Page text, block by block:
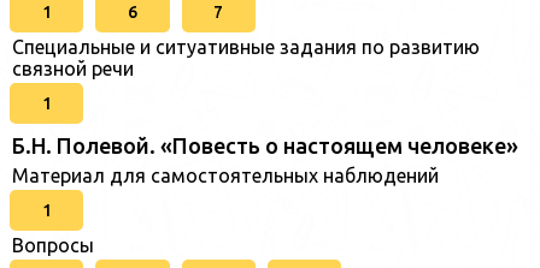
1 6 7
Специальные и ситуативные задания по развитию
связной речи
1
Б.Н. Полевой. «Повесть о настоящем человеке»
Материал для самостоятельных наблюдений
1
Вопросы